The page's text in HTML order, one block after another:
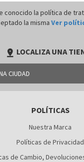
conocido la política de
la misma Ver
pin_drop LOCALIZA UNA
CIUDAD
POLÍTICAS
Nuestra Marca
Políticas de Privacidad
de Cambio,